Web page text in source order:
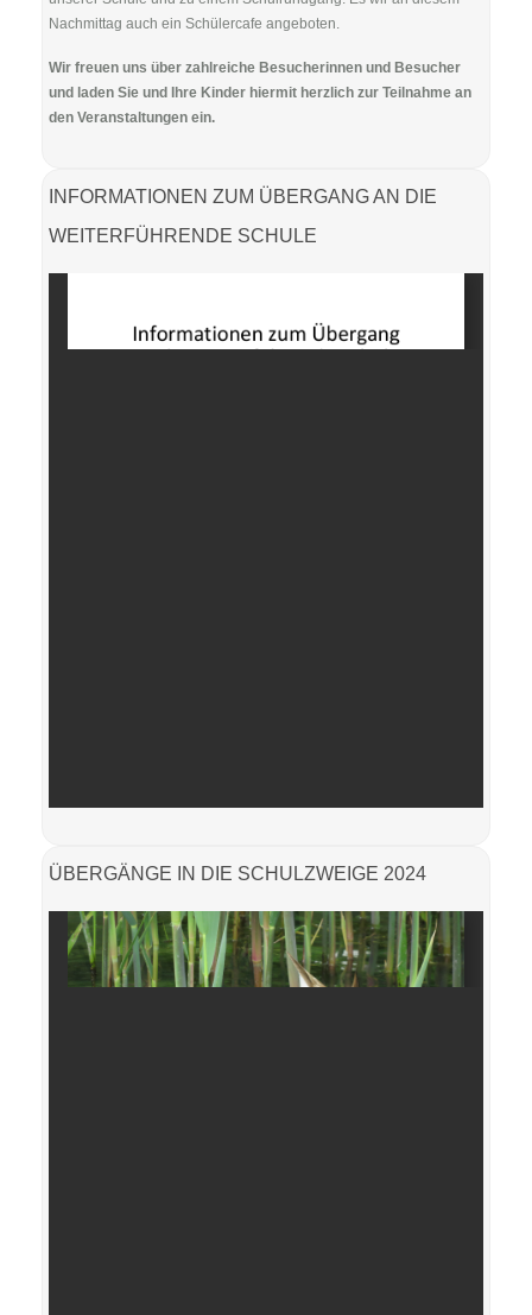
Nachmittag auch ein Schülercafe angeboten.
Wir freuen uns über zahlreiche Besucherinnen und Besucher
und laden Sie und Ihre Kinder hiermit herzlich zur Teilnahme an
den Veranstaltungen ein.
INFORMATIONEN ZUM ÜBERGANG AN DIE
WEITERFÜHRENDE SCHULE
ÜBERGÄNGE IN DIE SCHULZWEIGE 2024